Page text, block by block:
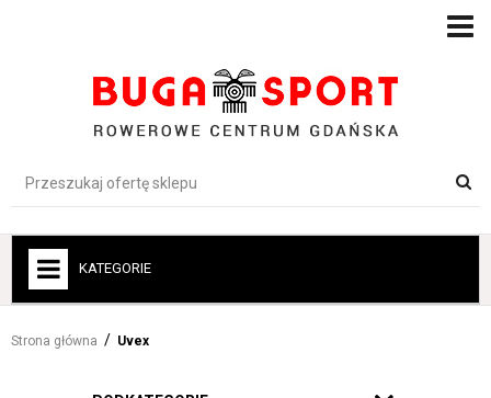
KATEGORIE
Strona główna Uvex